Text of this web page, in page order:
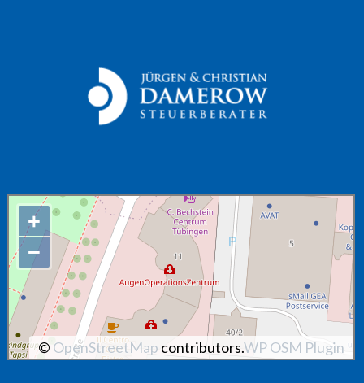
+
−
© OpenStreetMap contributors.WP OSM Plugin